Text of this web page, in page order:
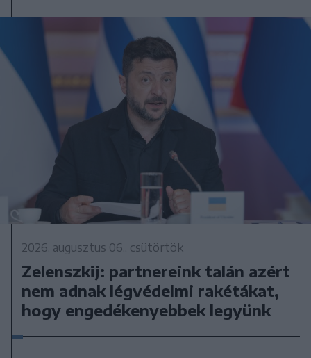
2026. augusztus 06., csütörtök
Zelenszkij: partnereink talán azért
nem adnak légvédelmi rakétákat,
hogy engedékenyebbek legyünk